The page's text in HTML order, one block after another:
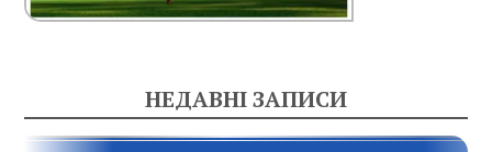
НЕДАВНІ ЗАПИСИ